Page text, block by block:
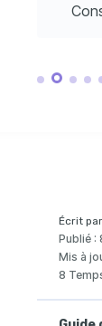
Écrit par
Publié :
Mis à
8